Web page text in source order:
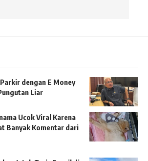
dengan E Money
Liar
Ucok Viral Karena
Banyak Komentar dari